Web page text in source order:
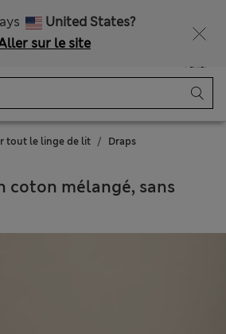
United States?
sur le site
Panier
tout le linge de lit Draps
coton mélangé, sans